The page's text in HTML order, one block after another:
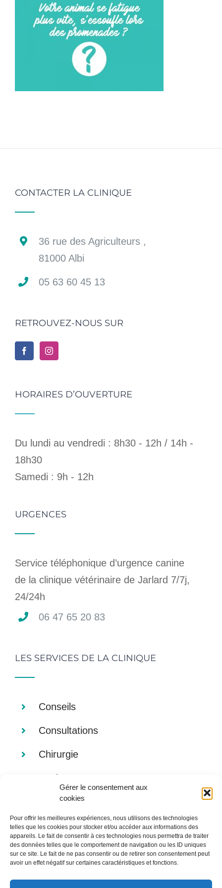
Gérer le consentement aux
cookies
Pour offrir les meilleures expériences, nous utilisons des technologies
telles que les cookies pour stocker et/ou accéder aux informations des
appareils. Le fait de consentir à ces technologies nous permettra de traiter
des données telles que le comportement de navigation ou les ID uniques
sur ce site. Le fait de ne pas consentir ou de retirer son consentement peut
avoir un effet négatif sur certaines caractéristiques et fonctions.
CONTACTER LA CLINIQUE
36 rue des Agriculteurs ,
81000 Albi
05 63 60 45 13
RETROUVEZ-NOUS SUR
HORAIRES D’OUVERTURE
Du lundi au vendredi : 8h30 - 12h / 14h -
18h30
Samedi : 9h - 12h
URGENCES
Service téléphonique d’urgence canine
de la clinique vétérinaire de Jarlard 7/7j,
24/24h
06 47 65 20 83
LES SERVICES DE LA CLINIQUE
Conseils
Consultations
Chirurgie
Analyses
Imagerie
Alimentation